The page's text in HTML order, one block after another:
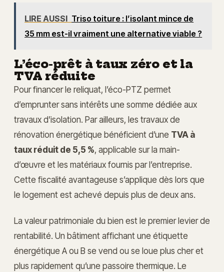
LIRE AUSSI Triso toiture : l’isolant mince de
35 mm est-il vraiment une alternative viable ?
L’éco-prêt à taux zéro et la
TVA réduite
Pour financer le reliquat, l’éco-PTZ permet
d’emprunter sans intérêts une somme dédiée aux
travaux d’isolation. Par ailleurs, les travaux de
rénovation énergétique bénéficient d’une TVA à
taux réduit de 5,5 %, applicable sur la main-
d’œuvre et les matériaux fournis par l’entreprise.
Cette fiscalité avantageuse s’applique dès lors que
le logement est achevé depuis plus de deux ans.
La valeur patrimoniale du bien est le premier levier de
rentabilité. Un bâtiment affichant une étiquette
énergétique A ou B se vend ou se loue plus cher et
plus rapidement qu’une passoire thermique. Le